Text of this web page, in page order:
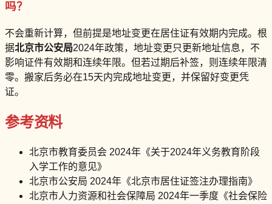
吗？
不会重新计算，但前提是地址变更在居住证有效期内完成。根
据北京市公安局2024年政策，地址变更只更新地址信息，不
影响证件有效期和连续年限。但若过期后补签，则连续年限清
零。搬家后务必在15天内完成地址变更，并保留好变更凭
证。
参考资料
北京市教育委员会 2024年《关于2024年义务教育阶段
入学工作的意见》
北京市公安局 2024年《北京市居住证签注办理指南》
北京市人力资源和社会保障局 2024年一季度《社会保险